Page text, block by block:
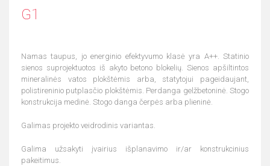
G1
Namas taupus, jo energinio efektyvumo klasė yra A++. Statinio
sienos suprojektuotos iš akyto betono blokelių. Sienos apšiltintos
mineralinės vatos plokštėmis arba, statytojui pageidaujant,
polistireninio putplasčio plokštėmis. Perdanga gelžbetoninė. Stogo
konstrukcija medinė. Stogo danga čerpės arba plieninė.
Galimas projekto veidrodinis variantas.
Galima užsakyti įvairius išplanavimo ir/ar konstrukcinius
pakeitimus.